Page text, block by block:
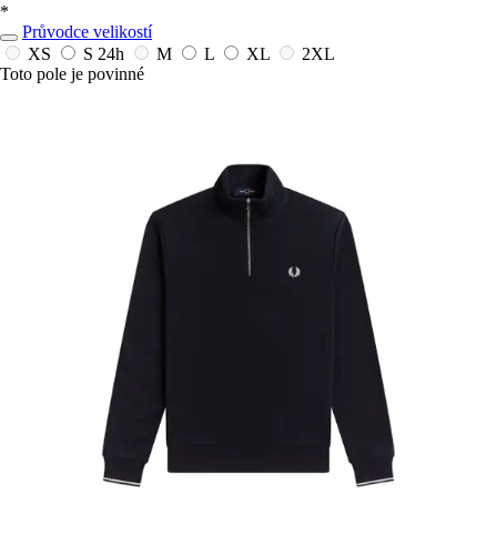
*
Průvodce velikostí
XS
S 24h M L XL
2XL
Toto pole je povinné